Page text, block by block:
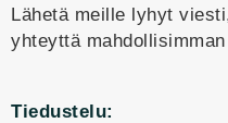
Lähetä meille lyhyt
yhteyttä
Tiedustelu: